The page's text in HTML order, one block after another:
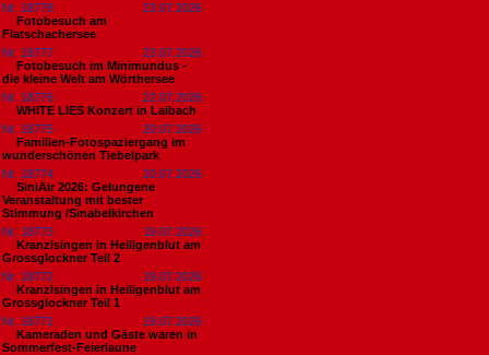
Nr. 18778
23.07.2026
Fotobesuch am
Flatschachersee
Nr. 18777
23.07.2026
Fotobesuch im Minimundus -
die kleine Welt am Wörthersee
Nr. 18776
22.07.2026
WHITE LIES Konzert in Laibach
Nr. 18775
20.07.2026
Familien-Fotospaziergang im
wunderschönen Tiebelpark
Nr. 18774
20.07.2026
SiniAir 2026: Gelungene
Veranstaltung mit bester
Stimmung /Sinabelkirchen
Nr. 18773
19.07.2026
Kranzlsingen in Heiligenblut am
Grossglockner Teil 2
Nr. 18772
19.07.2026
Kranzlsingen in Heiligenblut am
Grossglockner Teil 1
Nr. 18771
19.07.2026
Kameraden und Gäste waren in
Sommerfest-Feierlaune